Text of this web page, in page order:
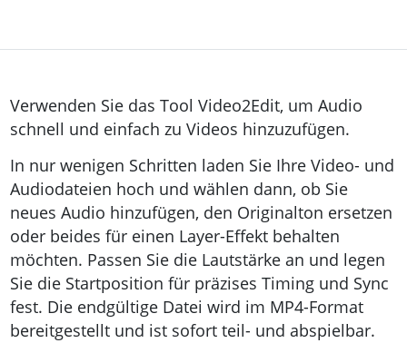
Verwenden Sie das Tool Video2Edit, um Audio
schnell und einfach zu Videos hinzuzufügen.
In nur wenigen Schritten laden Sie Ihre Video- und
Audiodateien hoch und wählen dann, ob Sie
neues Audio hinzufügen, den Originalton ersetzen
oder beides für einen Layer-Effekt behalten
möchten. Passen Sie die Lautstärke an und legen
Sie die Startposition für präzises Timing und Sync
fest. Die endgültige Datei wird im MP4-Format
bereitgestellt und ist sofort teil- und abspielbar.